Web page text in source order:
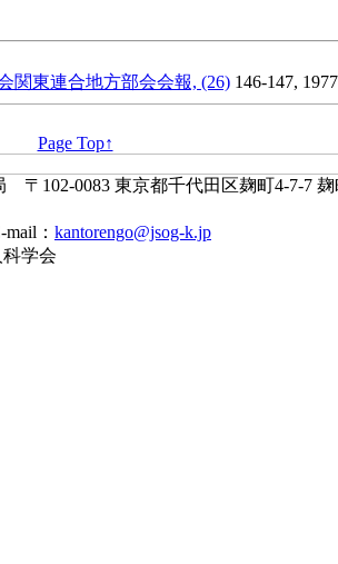
関東連合地方部会会報, (26) 146-147, 1977
Page Top↑
102-0083 東京都千代田区麹町4-7-7
： kantorengo@jsog-k.jp
学会